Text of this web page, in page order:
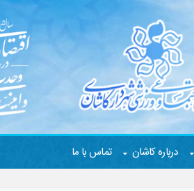
درباره کاشان تماس با ما